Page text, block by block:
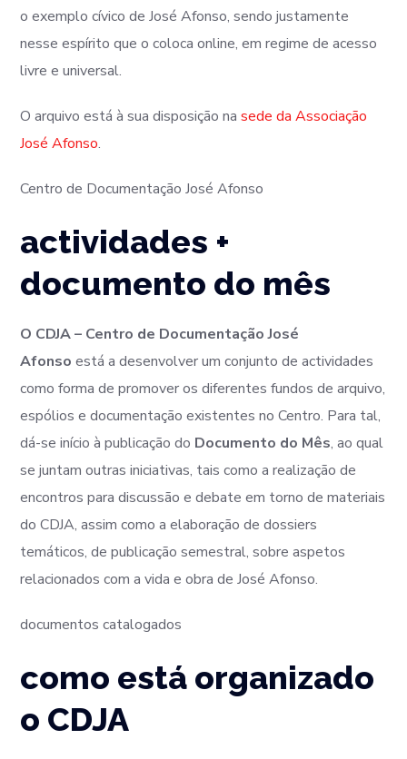
o exemplo cívico de José Afonso, sendo justamente
nesse espírito que o coloca online, em regime de acesso
livre e universal.
O arquivo está à sua disposição nasede da Associação
José Afonso.
Centro de Documentação José Afonso
actividades +
documento do mês
O CDJA – Centro de Documentação José
Afonso está a desenvolver um conjunto de actividades
como forma de promover os diferentes fundos de arquivo,
espólios e documentação existentes no Centro. Para tal,
dá-se início à publicação do Documento do Mês, ao qual
se juntam outras iniciativas, tais como a realização de
encontros para discussão e debate em torno de materiais
do CDJA, assim como a elaboração de dossiers
temáticos, de publicação semestral, sobre aspetos
relacionados com a vida e obra de José Afonso.
documentos catalogados
como está organizado
o CDJA